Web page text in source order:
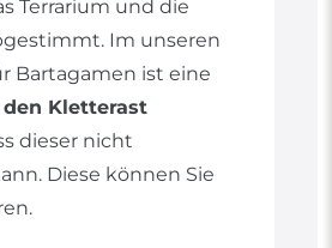
Terrarium und die
Im unseren
Bartagamen ist eine
Kletterast
dieser nicht
Diese können Sie